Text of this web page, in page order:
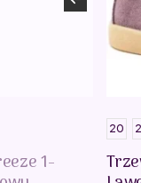
1-
20